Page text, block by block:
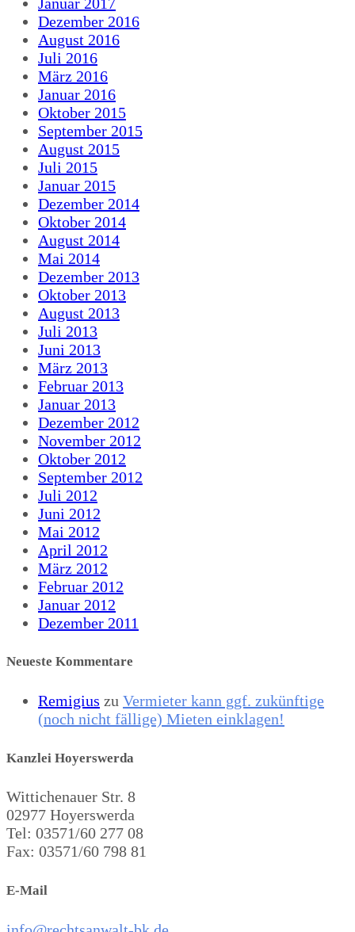
Dezember 2016
August 2016
Juli 2016
März 2016
Januar 2016
Oktober 2015
September 2015
August 2015
Juli 2015
Januar 2015
Dezember 2014
Oktober 2014
August 2014
Mai 2014
Dezember 2013
Oktober 2013
August 2013
Juli 2013
Juni 2013
März 2013
Februar 2013
Januar 2013
Dezember 2012
November 2012
Oktober 2012
September 2012
Juli 2012
Juni 2012
Mai 2012
April 2012
März 2012
Februar 2012
Januar 2012
Dezember 2011
Neueste Kommentare
Remigius zu Vermieter kann ggf. zukünftige
(noch nicht fällige) Mieten einklagen!
Kanzlei Hoyerswerda
Wittichenauer Str. 8
02977 Hoyerswerda
Tel: 03571/60 277 08
Fax: 03571/60 798 81
E-Mail